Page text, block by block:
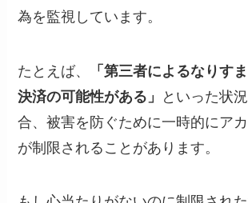
為を監視しています。
たとえば、
「第三者によるなりす
決済の可能性がある」
といった状
合、被害を防ぐために一時的にア
が制限されることがあります。